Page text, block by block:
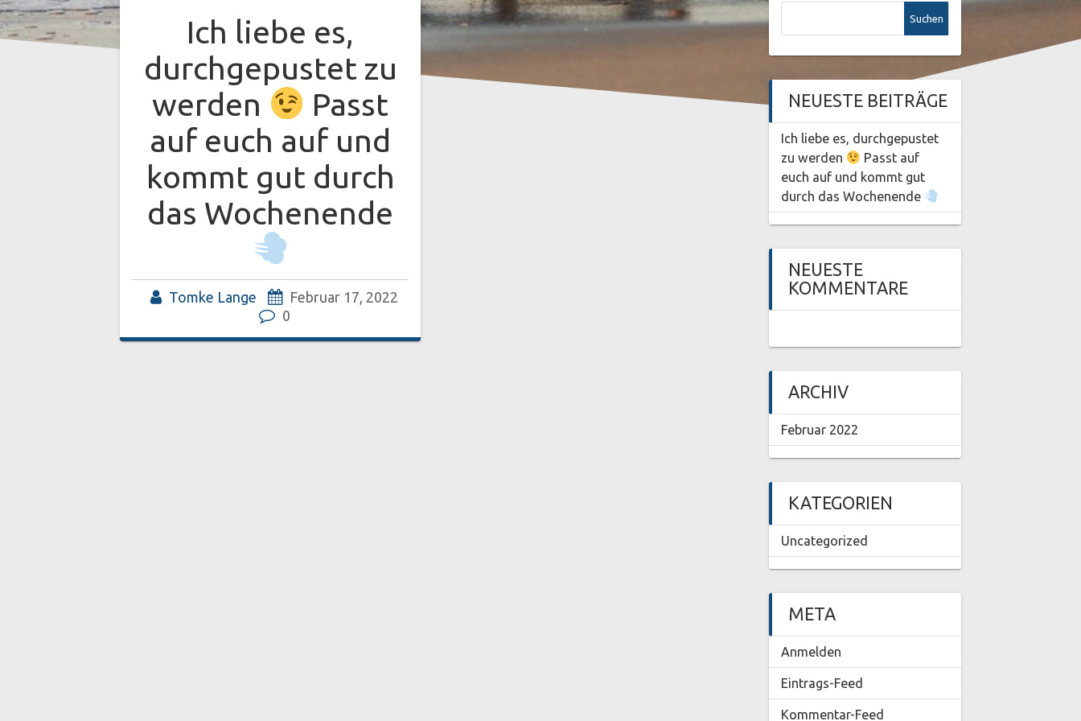
Ich liebe es,
durchgepustet zu
werden
Passt
auf euch auf und
kommt gut durch
das Wochenende
Tomke Lange
Februar 17, 2022
0
NEUESTE BEITRÄGE
Ich liebe es, durchgepustet
zu werden
Passt auf
euch auf und kommt gut
durch das Wochenende
NEUESTE
KOMMENTARE
ARCHIV
Februar 2022
KATEGORIEN
Uncategorized
META
Anmelden
Eintrags-Feed
Kommentar-Feed